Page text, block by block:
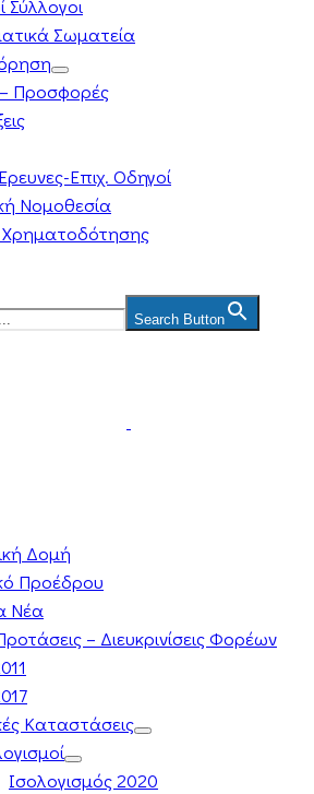
Σύλλογοι
Σωματεία
Προσφορές
Επιχ. Οδηγοί
Νομοθεσία
Search Button
Δομή
Προέδρου
Νέα
– Διευκρινίσεις Φορέων
Καταστάσεις
Ισολογισμός 2020